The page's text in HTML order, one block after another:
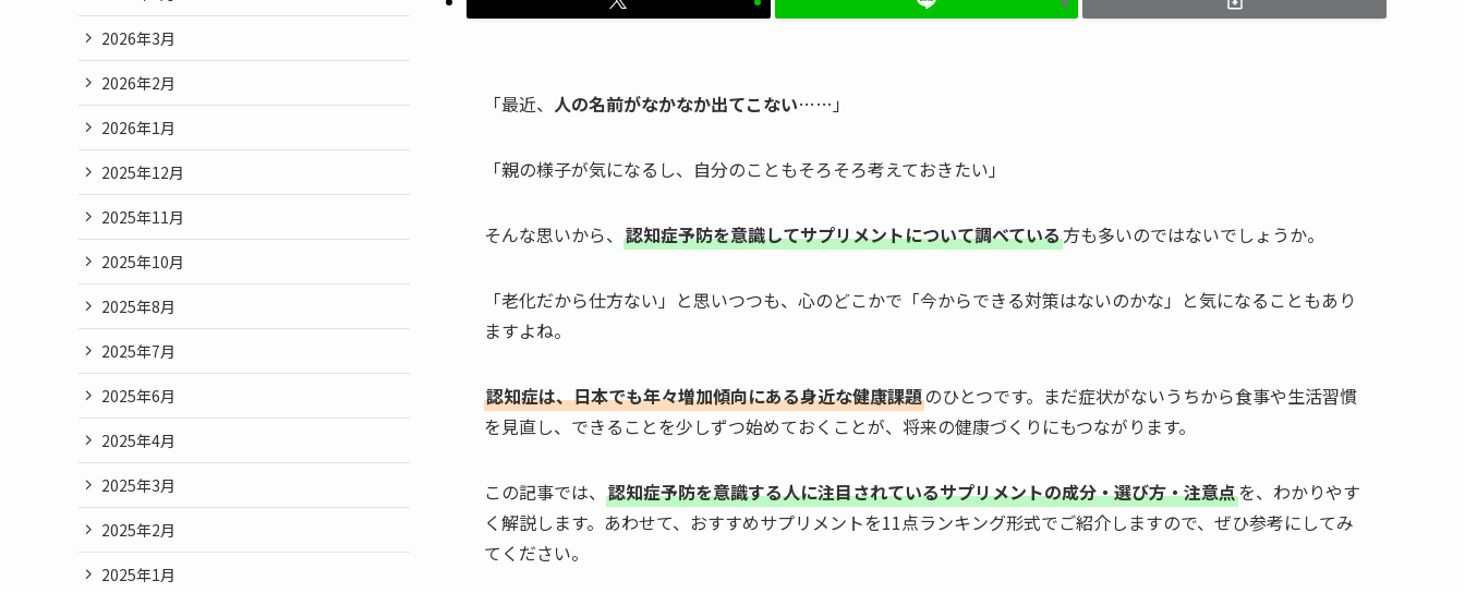
「最近、 人の名前がなかなか出てこない……」
「親の様子が気になるし、自分のこともそろそろ考えておきたい」
そんな思いから、 認知症予防を意識してサプリメントについて調べている方も多いのではないでしょうか。
「老化だから仕方ない」と思いつつも、心のどこかで「今からできる対策はないのかな」と気になることもあり
ますよね。
認知症は、日本でも年々増加傾向にある身近な健康課題のひとつです。まだ症状がないうちから食事や生活習慣
を見直し、できることを少しずつ始めておくことが、将来の健康づくりにもつながります。
この記事では、 認知症予防を意識する人に注目されているサプリメントの成分・選び方・注意点を、わかりやす
く解説します。あわせて、おすすめサプリメントを11点ランキング形式でご紹介しますので、ぜひ参考にしてみ
てください。
2026年3月
2026年2月
2026年1月
2025年12月
2025年11月
2025年10月
2025年8月
2025年7月
2025年6月
2025年4月
2025年3月
2025年2月
2025年1月